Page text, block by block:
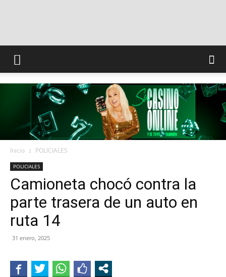
INFO
CONQUISTADORES
Inicio POLICIALES
POLICIALES
Camioneta chocó contra la
parte trasera de un auto en
ruta 14
31 enero, 2025